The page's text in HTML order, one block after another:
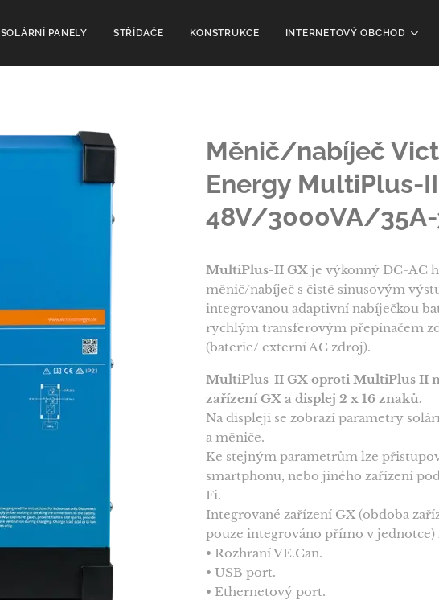
SOLÁRNÍ PANELY STŘÍDAČE KONSTRUKCE INTERNETOVÝ OBCHOD
Měnič/nabíječ
Energy MultiPlus-
48V/3000VA/
MultiPlus-II GX je výkonný DC-AC
měnič/nabíječ s čistě sinusovým
integrovanou adaptivní nabíječkou
rychlým transferovým přepínačem
(baterie/ externí AC zdroj).
MultiPlus-II GX oproti MultiPlus II
zařízení GX a displej 2 x 16 znaků.
Na displeji se zobrazí parametry
a měniče.
Ke stejným parametrům lze
smartphonu, nebo jiného zařízení
Fi.
Integrované zařízení GX (obdoba
pouze integrováno přímo v jednotce)
• Rozhraní VE.Can.
• USB port.
• Ethernetový port.